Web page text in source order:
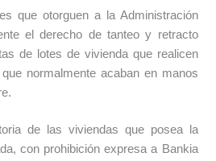
que otorguen a la Administración
el derecho de tanteo y retracto
de lotes de vivienda que realicen
normalmente acaban en manos
de las viviendas que posea la
con prohibición expresa a Bankia